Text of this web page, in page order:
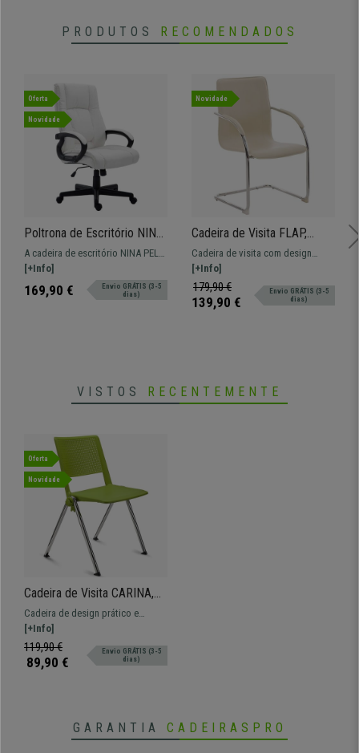
PRODUTOS RECOMENDADOS
Oferta
Novidade
Poltrona de Escritório NINA
PELE, Bom Acolchoado,
Design Elegante, Em Cor
A cadeira de escritório NINA PELE,
é ideal para pessoas de maior
estrutura. É indicada para estar
horas sentando sem sentir
[+Info]
169,90 €
Envio GRÁTIS (3-5
dias)
Novidade
Cadeira de Visita FLAP,
Estrutura Metálica, Design
Moderno, Em Pele, Cor
Creme
Cadeira de visita com design
exclusivo modelo FLAP.
Confortável assento, forrado em
pele sintética.
[+Info]
179,90 €
139,90 €
Envio GRÁTIS (3-5
dias)
VISTOS RECENTEMENTE
Oferta
Novidade
Cadeira de Visita CARINA,
Empilhável, Encaixe Lateral,
Pernas Cromadas, Em
Verde
Cadeira de design prático e
versátil CARINA. Opção de encaixe
prático e confortável.
[+Info]
119,90 €
89,90 €
Envio GRÁTIS (3-5
dias)
GARANTIA CADEIRASPRO